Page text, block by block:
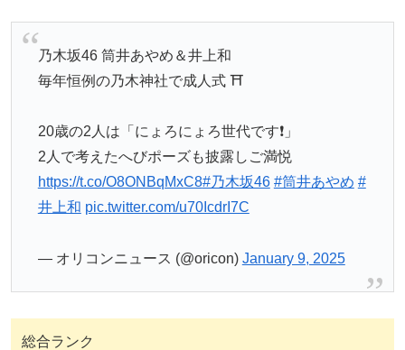
乃木坂46 筒井あやめ＆井上和
毎年恒例の乃木神社で成人式 ⛩️
20歳の2人は「にょろにょろ世代です❗️」
2人で考えたへびポーズも披露しご満悦
https://t.co/O8ONBqMxC8#乃木坂46 #筒井あやめ #
井上和 pic.twitter.com/u70IcdrI7C
— オリコンニュース (@oricon) January 9, 2025
総合ランク